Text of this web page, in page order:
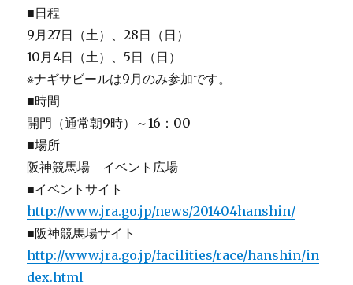
■日程
9月27日（土）、28日（日）
10月4日（土）、5日（日）
※ナギサビールは9月のみ参加です。
■時間
開門（通常朝9時）～16：00
■場所
阪神競馬場 イベント広場
■イベントサイト
http://www.jra.go.jp/news/201404hanshin/
■阪神競馬場サイト
http://www.jra.go.jp/facilities/race/hanshin/in
dex.html